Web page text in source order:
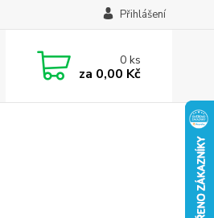
Přihlášení
0ks
za 0,00 Kč